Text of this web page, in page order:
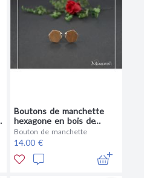
Boutons de manchette
hexagone en bois de
noyer
Bouton de manchette
14.00 €